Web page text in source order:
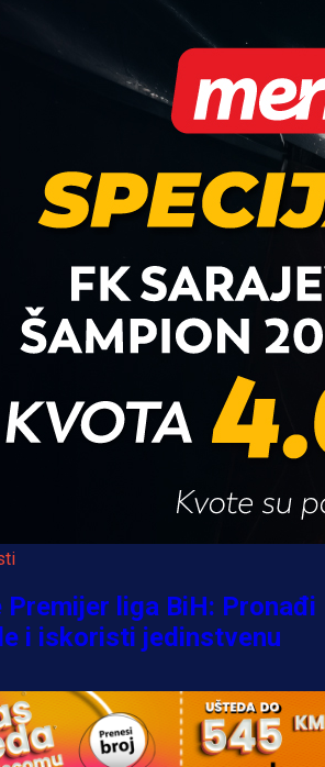
Premijer liga BiH: Pronađi
i iskoristi jedinstvenu